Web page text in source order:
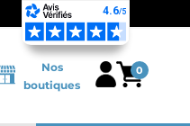
Nos
boutiques
0